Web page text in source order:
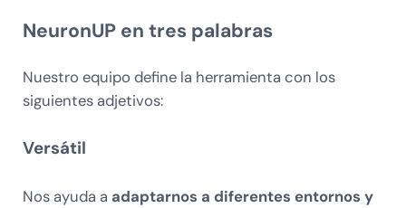
NeuronUP en tres palabras
Nuestro equipo define la herramienta con los
siguientes adjetivos:
Versátil
Nos ayuda a adaptarnos a diferentes entornos y